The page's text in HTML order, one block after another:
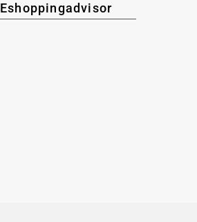
Eshoppingadvisor